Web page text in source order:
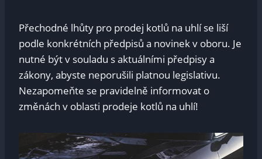
Přechodné lhůty pro ​prodej‌ kotlů na uhlí​ se liší
podle ​konkrétních‌ předpisů a novinek v ‍oboru. Je
nutné být‌ v souladu s⁣ aktuálními předpisy ⁤a
zákony, ⁣abyste neporušili platnou ⁤legislativu.⁤
Nezapomeňte se‌ pravidelně ⁢informovat o
změnách ‍v oblasti ​prodeje kotlů na uhlí!